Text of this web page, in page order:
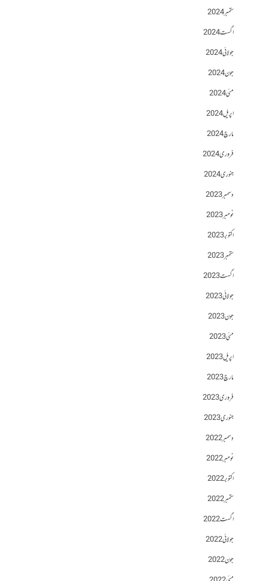
ستمبر 2024
اگست 2024
جولائی 2024
جون 2024
مئی 2024
اپریل 2024
مارچ 2024
فروری 2024
جنوری 2024
دسمبر 2023
نومبر 2023
اکتوبر 2023
ستمبر 2023
اگست 2023
جولائی 2023
جون 2023
مئی 2023
اپریل 2023
مارچ 2023
فروری 2023
جنوری 2023
دسمبر 2022
نومبر 2022
اکتوبر 2022
ستمبر 2022
اگست 2022
جولائی 2022
جون 2022